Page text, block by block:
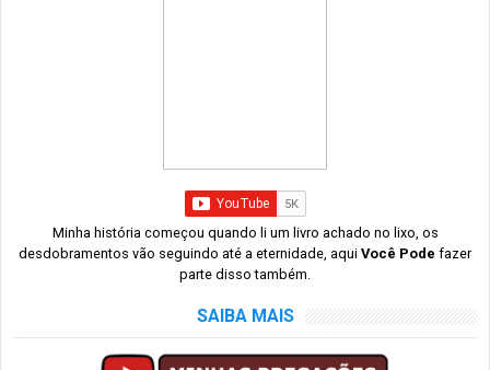
Minha história começou quando li um livro achado no lixo, os
desdobramentos vão seguindo até a eternidade, aqui Você Pode fazer
parte disso também.
SAIBA MAIS